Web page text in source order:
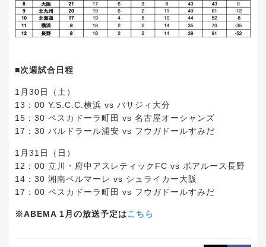
■次週試合日程
1月30日（土）
13：00 Y.S.C.C.横浜 vs バサジィ大分
15：30 ペスカドーラ町田 vs 名古屋オーシャンズ
17：30 バルドラール浦安 vs フウガドールすみだ
1月31日（日）
12：00 立川・府中アスレティックFC vs ボアルース長野
14：30 湘南ベルマーレ vs シュライカー大阪
17：00 ペスカドーラ町田 vs フウガドールすみだ
※ABEMA 1月の放送予定はこちら